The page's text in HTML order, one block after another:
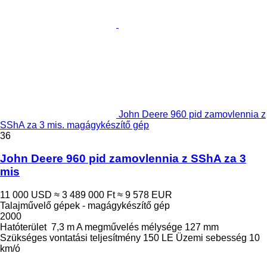
John Deere 960 pid zamovlennia z
SShA za 3 mis. magágykészítő gép
36
John Deere 960 pid zamovlennia z SShA za 3
mis
11 000 USD ≈ 3 489 000 Ft ≈ 9 578 EUR
Talajművelő gépek - magágykészítő gép
2000
Hatóterület 7,3 mA megművelés mélysége 127 mm
Szükséges vontatási teljesítmény 150 LE Üzemi sebesség 10
km/ó